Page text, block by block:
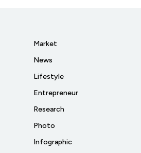
Market
News
Lifestyle
Entrepreneur
Research
Photo
Infographic